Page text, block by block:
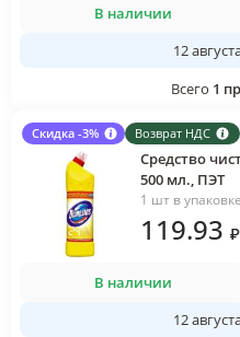
В наличии
12
Всего 1
Скидка -3% Возврат НДС
Средство
500 мл., ПЭТ
1 шт в упаковке
119.93 ₽
В наличии
12